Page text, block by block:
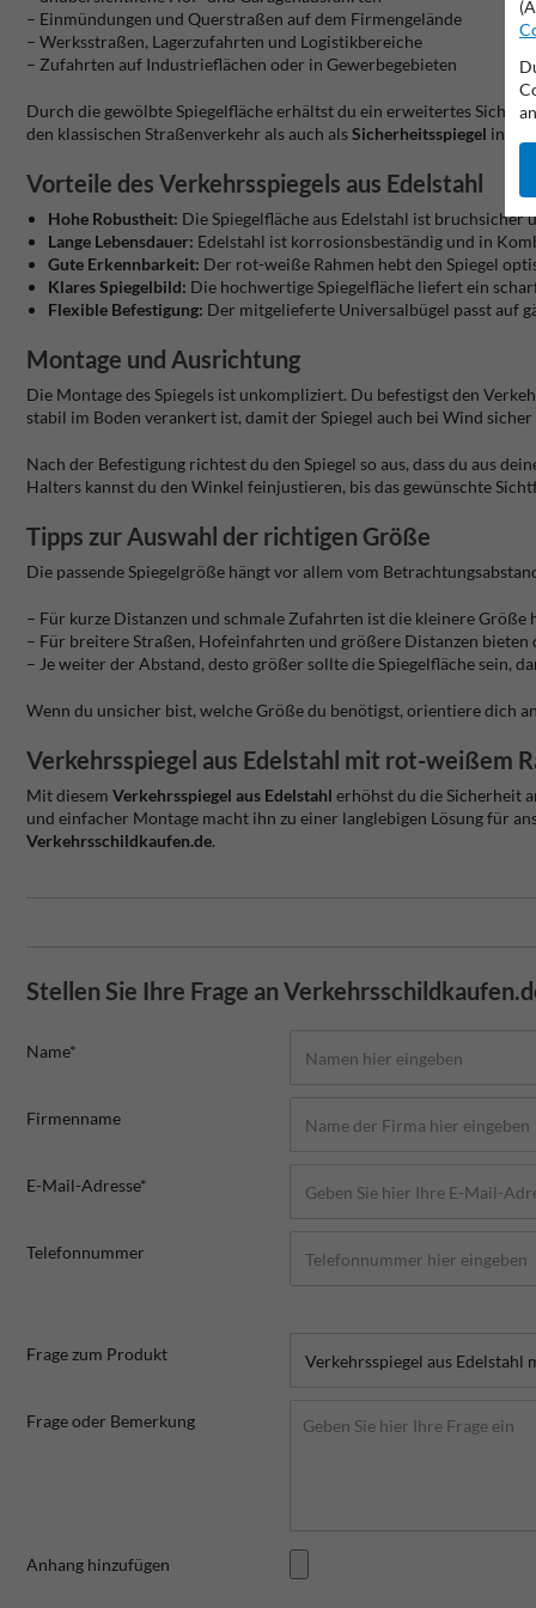
– Einmündungen und Querstraßen auf dem Firmengelände
– Werksstraßen, Lagerzufahrten und Logistikbereiche
– Zufahrten auf Industrieflächen oder in Gewerbegebieten
Durch die gewölbte Spiegelfläche erhältst du ein erweitertes
den klassischen Straßenverkehr als auch alsSicherheitsspiegel in
Vorteile des Verkehrsspiegels aus Edelstahl
Hohe Robustheit: Die Spiegelfläche aus Edelstahl ist
Lange Lebensdauer: Edelstahl ist korrosionsbeständig und in
Gute Erkennbarkeit: Der rot-weiße Rahmen hebt den Spiegel
Klares Spiegelbild: Die hochwertige Spiegelfläche liefert ein
Flexible Befestigung: Der mitgelieferte Universalbügel passt auf
Montage und Ausrichtung
Die Montage des Spiegels ist unkompliziert. Du befestigst den
stabil im Boden verankert ist, damit der Spiegel auch bei Wind sicher
Nach der Befestigung richtest du den Spiegel so aus, dass du aus
Halters kannst du den Winkel feinjustieren, bis das gewünschte
Tipps zur Auswahl der richtigen Größe
Die passende Spiegelgröße hängt vor allem vom
– Für kurze Distanzen und schmale Zufahrten ist die kleinere Größe
– Für breitere Straßen, Hofeinfahrten und größere Distanzen
– Je weiter der Abstand, desto größer sollte die Spiegelfläche sein,
Wenn du unsicher bist, welche Größe du benötigst, orientiere dich
Verkehrsspiegel aus Edelstahl mit rot-weißem
Mit diesem Verkehrsspiegel aus Edelstahl erhöhst du die Sicherheit
und einfacher Montage macht ihn zu einer langlebigen Lösung für
Verkehrsschildkaufen.de.
Stellen Sie Ihre Frage an
Name*
Firmenname
E-Mail-Adresse*
Telefonnummer
Frage zum Produkt
Frage oder Bemerkung
Anhang hinzufügen